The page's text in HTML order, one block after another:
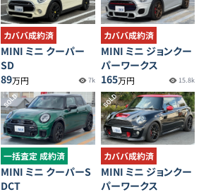
カババ成約済
MINI ミニ クーパー
SD
89万円 7k
カババ成約済
MINI ミニ ジョンクー
パーワークス
165万円 15.8k
SOLD
一括査定 成約済
MINI ミニ クーパーS
DCT
SOLD
カババ成約済
MINI ミニ ジョンクー
パーワークス